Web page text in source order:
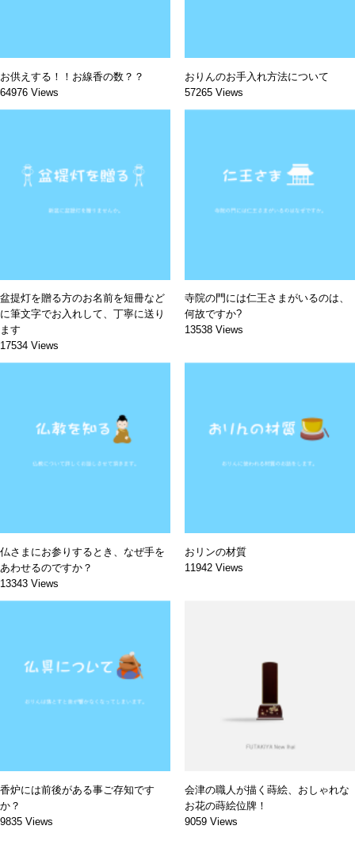
お供えする！！お線香の数？？
64976 Views
おりんのお手入れ方法について
57265 Views
盆提灯を贈る方のお名前を短冊など
に筆文字でお入れして、丁寧に送り
ます
17534 Views
寺院の門には仁王さまがいるのは、
何故ですか?
13538 Views
仏さまにお参りするとき、なぜ手を
あわせるのですか？
13343 Views
おリンの材質
11942 Views
香炉には前後がある事ご存知です
か？
9835 Views
会津の職人が描く蒔絵、おしゃれな
お花の蒔絵位牌！
9059 Views